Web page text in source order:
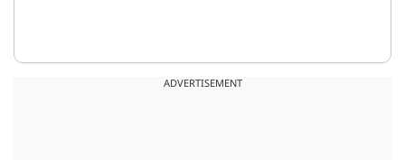
ADVERTISEMENT